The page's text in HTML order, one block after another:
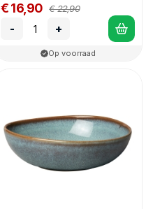
€ 16,90 € 22,90
- +
Op voorraad